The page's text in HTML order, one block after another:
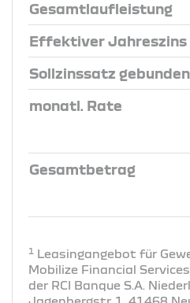
Gesamtlaufleistung
Effektiver Jahreszins
Sollzinssatz gebunden
monatl. Rate
Gesamtbetrag
1 Leasingangebot für
Mobilize Financial
der RCI Banque S.A.